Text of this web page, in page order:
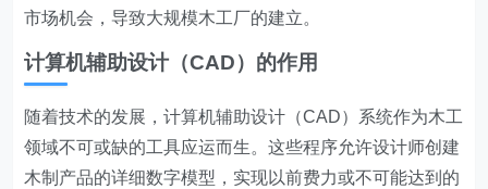
市场机会，导致大规模木工厂的建立。
计算机辅助设计（CAD）的作用
随着技术的发展，计算机辅助设计（CAD）系统作为木工
领域不可或缺的工具应运而生。这些程序允许设计师创建
木制产品的详细数字模型，实现以前费力或不可能达到的